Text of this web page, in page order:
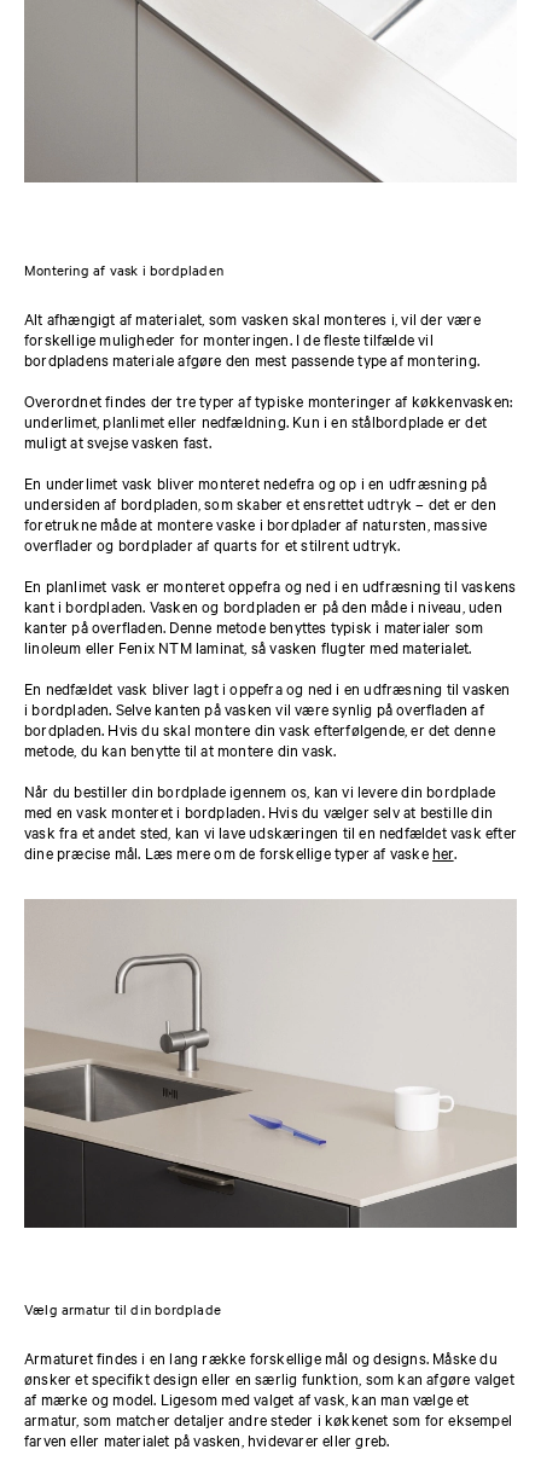
Montering af vask i bordpladen
Alt afhængigt af materialet, som vasken skal monteres i, vil der være
forskellige muligheder for monteringen. I de fleste tilfælde vil
bordpladens materiale afgøre den mest passende type af montering.
Overordnet findes der tre typer af typiske monteringer af køkkenvasken:
underlimet, planlimet eller nedfældning. Kun i en stålbordplade er det
muligt at svejse vasken fast.
En underlimet vask bliver monteret nedefra og op i en udfræsning på
undersiden af bordpladen, som skaber et ensrettet udtryk – det er den
foretrukne måde at montere vaske i bordplader af natursten, massive
overflader og bordplader af quarts for et stilrent udtryk.
En planlimet vask er monteret oppefra og ned i en udfræsning til vaskens
kant i bordpladen. Vasken og bordpladen er på den måde i niveau, uden
kanter på overfladen. Denne metode benyttes typisk i materialer som
linoleum eller Fenix NTM laminat, så vasken flugter med materialet.
En nedfældet vask bliver lagt i oppefra og ned i en udfræsning til vasken
i bordpladen. Selve kanten på vasken vil være synlig på overfladen af
bordpladen. Hvis du skal montere din vask efterfølgende, er det denne
metode, du kan benytte til at montere din vask.
Når du bestiller din bordplade igennem os, kan vi levere din bordplade
med en vask monteret i bordpladen. Hvis du vælger selv at bestille din
vask fra et andet sted, kan vi lave udskæringen til en nedfældet vask efter
dine præcise mål. Læs mere om de forskellige typer af vaske her.
Vælg armatur til din bordplade
Armaturet findes i en lang række forskellige mål og designs. Måske du
ønsker et specifikt design eller en særlig funktion, som kan afgøre valget
af mærke og model. Ligesom med valget af vask, kan man vælge et
armatur, som matcher detaljer andre steder i køkkenet som for eksempel
farven eller materialet på vasken, hvidevarer eller greb.